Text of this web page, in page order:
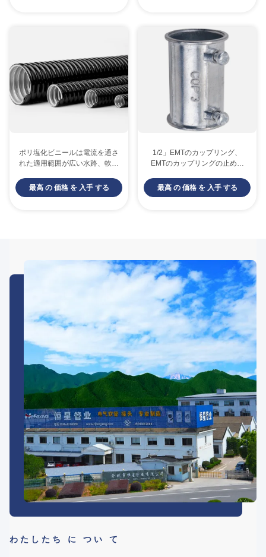
ポリ塩化ビニールは電流を通さ
れた適用範囲が広い水路、軟ら
た
最高 の 価格 を 入手 する
1/2」EMTのカップリング、
EMTのカップリングの止めね
ト
最高 の 価格 を 入手 する
わたしたち に つい て